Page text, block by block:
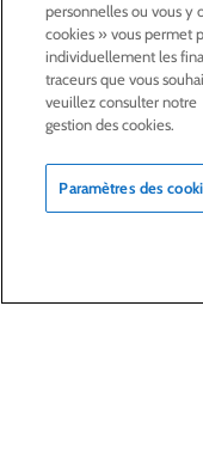
ACTIONNAIRES &
LA RSECHEZ
LA FONDATION
personnelles ou vous y
cookies » vous permet
individuellement les
traceurs que vous
veuillez consulter notre
gestion des cookies.
Paramètres des